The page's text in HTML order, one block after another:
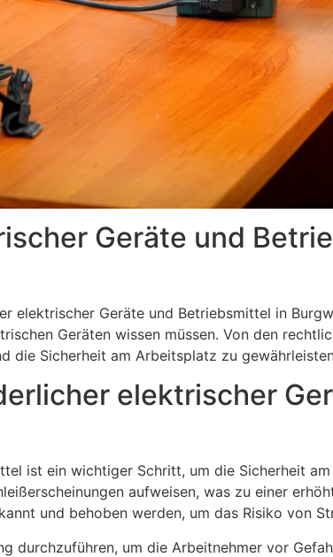
Geräte und
elektrischer Geräte und Betriebsmittel in
Geräten wissen müssen. Von den
die Sicherheit am Arbeitsplatz zu
elektrischer
ist ein wichtiger Schritt, um die Sicherheit
aufweisen, was zu einer
und behoben werden, um das Risiko von
durchzuführen, um die Arbeitnehmer vor